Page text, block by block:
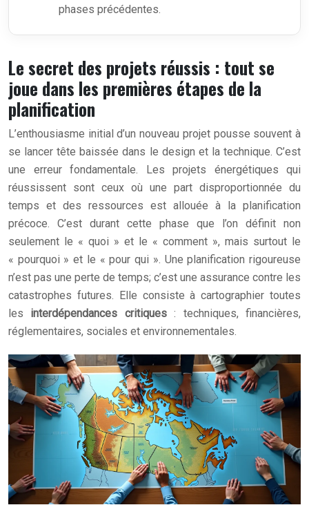
phases précédentes.
Le secret des projets réussis : tout se
joue dans les premières étapes de la
planification
L’enthousiasme initial d’un nouveau projet pousse souvent à
se lancer tête baissée dans le design et la technique. C’est
une erreur fondamentale. Les projets énergétiques qui
réussissent sont ceux où une part disproportionnée du
temps et des ressources est allouée à la planification
précoce. C’est durant cette phase que l’on définit non
seulement le « quoi » et le « comment », mais surtout le
« pourquoi » et le « pour qui ». Une planification rigoureuse
n’est pas une perte de temps; c’est une assurance contre les
catastrophes futures. Elle consiste à cartographier toutes
les interdépendances critiques: techniques, financières,
réglementaires, sociales et environnementales.